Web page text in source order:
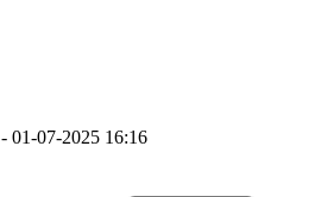
- 01-07-2025 16:16